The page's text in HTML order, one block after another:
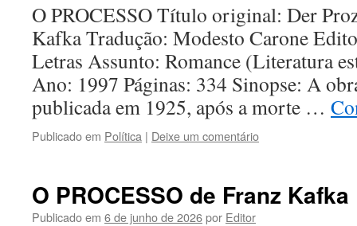
O PROCESSO Título original: Der
Kafka Tradução: Modesto Carone
Letras Assunto: Romance (Literatura
Ano: 1997 Páginas: 334 Sinopse: A
publicada em 1925, após a morte …
Publicado em Política | Deixe um comentário
O PROCESSO de Franz Kafka
Publicado em 6 de junho de 2026por Editor